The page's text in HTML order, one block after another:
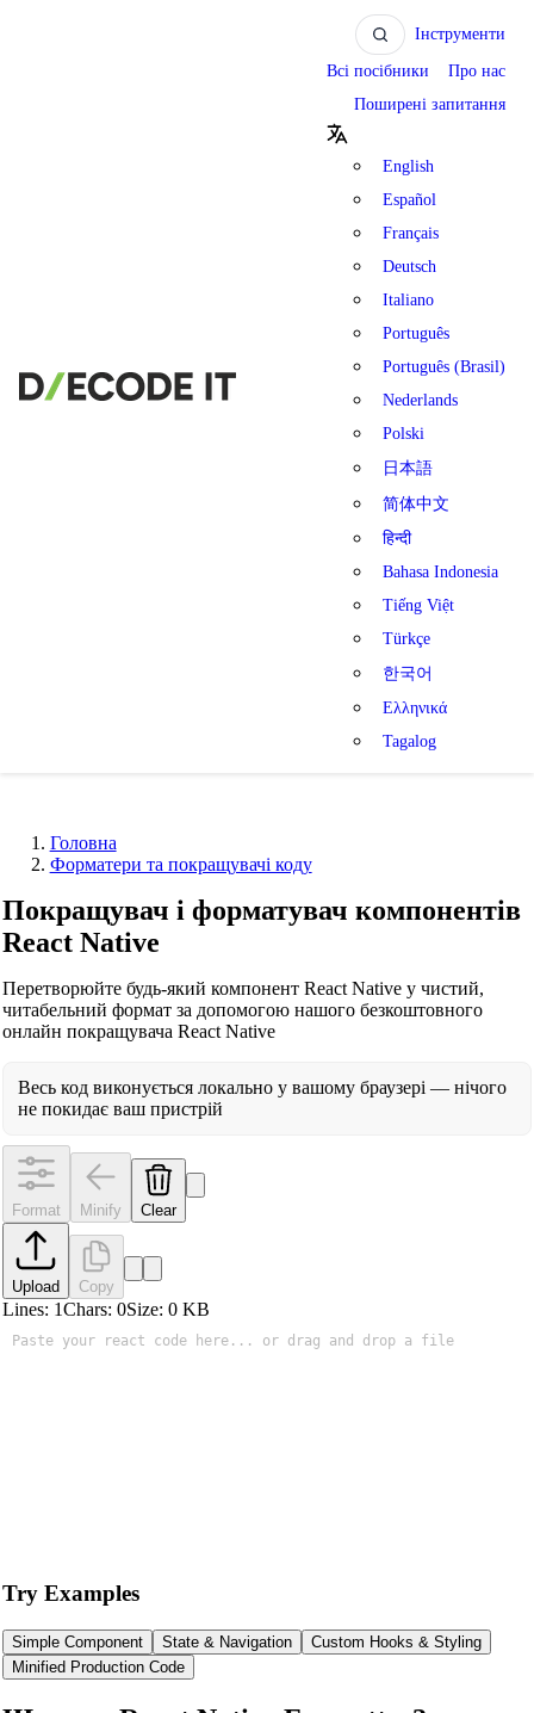
Інструменти
Всі посібники
Про нас
Поширені запитання
English
Español
Français
Deutsch
Italiano
Português
Português (Brasil)
Nederlands
Polski
日本語
简体中文
हिन्दी
Bahasa Indonesia
Tiếng Việt
Türkçe
한국어
Ελληνικά
Tagalog
Головна
Форматери та покращувачі коду
Покращувач і форматувач компонентів
React Native
Перетворюйте будь-який компонент React Native у чистий,
читабельний формат за допомогою нашого безкоштовного
онлайн покращувача React Native
Весь код виконується локально у вашому браузері — нічого
не покидає ваш пристрій
Format Minify Clear
Upload Copy
Lines: 1Chars: 0Size: 0KB
Try Examples
Simple Component State & Navigation
Custom Hooks & Styling
Minified Production Code